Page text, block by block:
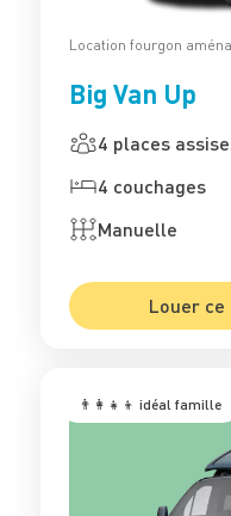
Location fourgon
Big Van Up
4 places
4 couchages
Manuelle
Louer ce
👨‍👩‍👧‍👦 idéal famille